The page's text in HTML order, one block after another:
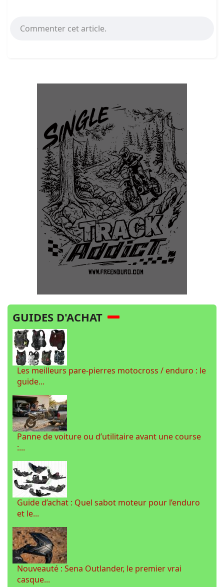
Commenter cet article.
GUIDES D'ACHAT
Les meilleurs pare-pierres motocross / enduro : le
guide...
Panne de voiture ou d’utilitaire avant une course
:...
Guide d’achat : Quel sabot moteur pour l’enduro
et le...
Nouveauté : Sena Outlander, le premier vrai
casque...